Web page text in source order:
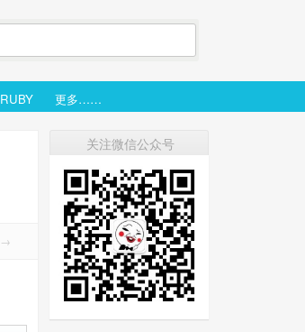
RUBY 更多……
→
关注微信公众号